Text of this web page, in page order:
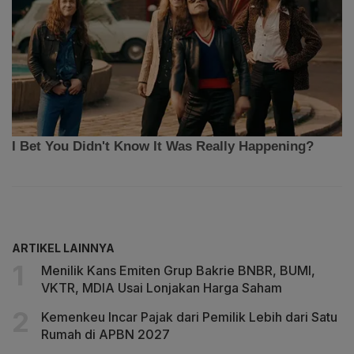
ARTIKEL LAINNYA
Menilik Kans Emiten Grup Bakrie BNBR, BUMI,
VKTR, MDIA Usai Lonjakan Harga Saham
Kemenkeu Incar Pajak dari Pemilik Lebih dari Satu
Rumah di APBN 2027